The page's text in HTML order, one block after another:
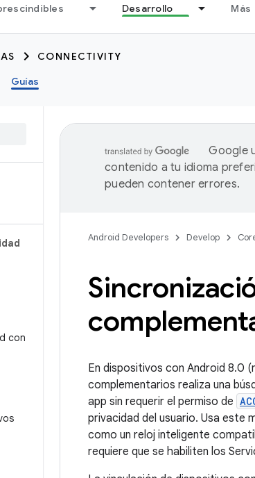
Desarrollo Más
CONNECTIVITY
Guías
con
Google
contenido a tu idioma
pueden contener errores.
Android Developers Develop
En dispositivos con Android 8.0
complementarios realiza una
app sin requerir el permiso de
privacidad del usuario. Usa este
como un reloj inteligente
requiere que se habiliten los